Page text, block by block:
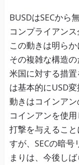
BUSDはSECから
コンプライアン
この動きは明ら
その複雑な構造の
米国に対する措
は基本的にUSD
動きはコインア
コインアンを使
打撃を与えるこ
すが、SECの暗
まりは、今後し